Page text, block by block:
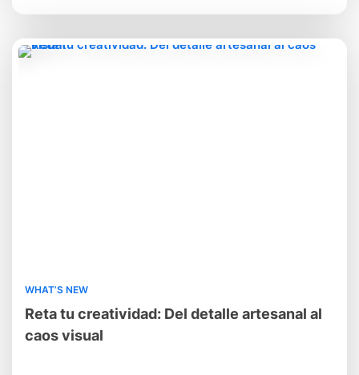
WHAT’S NEW
Reta tu creatividad: Del detalle artesanal al
caos visual